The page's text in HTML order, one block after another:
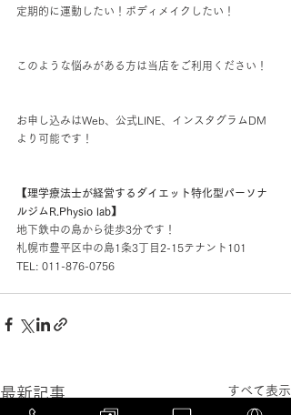
定期的に運動したい！ボディメイクしたい！
このような悩みがある方は当店をご利用ください！
お申し込みはWeb、公式LINE、インスタグラムDM
より可能です！
【理学療法士が経営するダイエット特化型パーソナ
ルジムR.Physio lab】
地下鉄中の島から徒歩3分です！
札幌市豊平区中の島1条3丁目2-15テナント101
TEL: 011-876-0756
最新記事 すべて表示